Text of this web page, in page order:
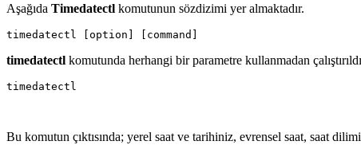
Aşağıda Timedatectl komutunun sözdizimi yer almaktadır.
timedatectl komutunda herhangi bir parametre kullanmadan
Bu komutun çıktısında; yerel saat ve tarihiniz, evrensel saat, saat